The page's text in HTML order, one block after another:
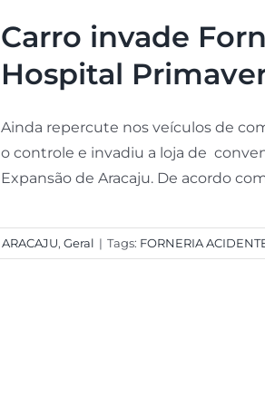
Carro invade
Hospital
Ainda repercute nos veículos de
o controle e invadiu a loja de
Expansão de Aracaju. De acordo
ARACAJU, Geral | Tags: FORNERIA